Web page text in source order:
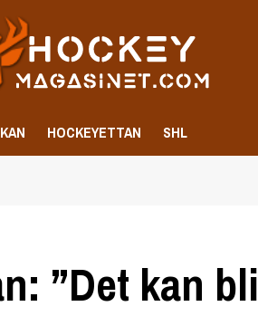
HOCKEYETTAN SHL
”Det kan bli